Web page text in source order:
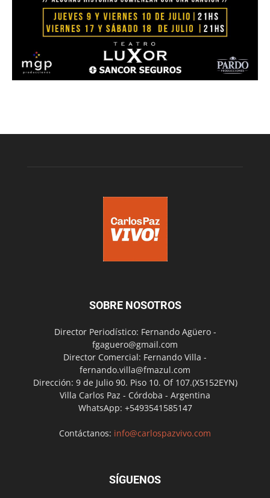
SOBRE NOSOTROS
Director Periodístico: Fernando Agüero -
fgaguero@gmail.com
Director Comercial: Fernando Villa -
fernando.villa@fmazul.com
Dirección: 9 de Julio 90. Piso 10. Of 107.(X5152EYN)
Villa Carlos Paz - Córdoba - Argentina
WhatsApp: +5493541585147
Contáctanos: info@carlospazvivo.com
SÍGUENOS